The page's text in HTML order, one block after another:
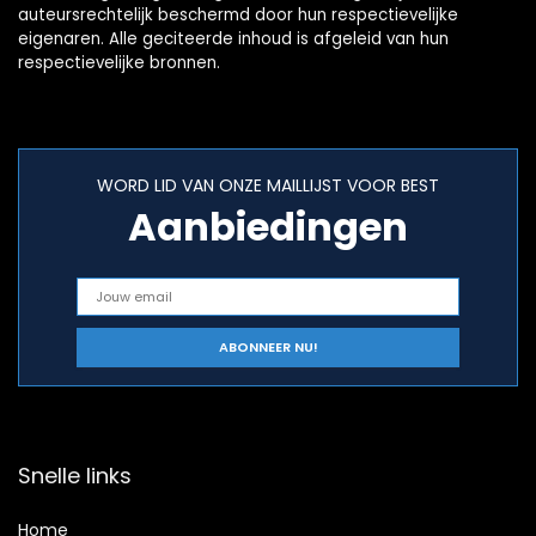
auteursrechtelijk beschermd door hun respectievelijke
eigenaren. Alle geciteerde inhoud is afgeleid van hun
respectievelijke bronnen.
WORD LID VAN ONZE MAILLIJST VOOR BEST
Aanbiedingen
Snelle links
Home